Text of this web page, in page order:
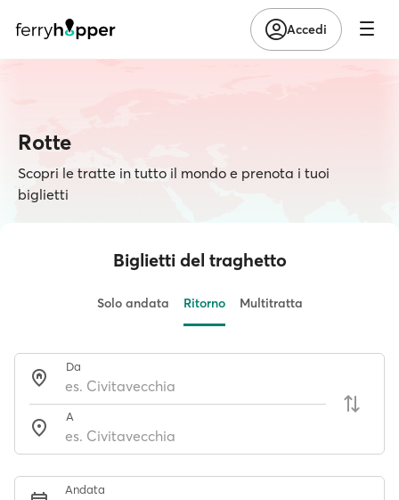
Accedi
Rotte
Scopri le tratte in tutto il mondo e prenota i tuoi
biglietti
Biglietti del traghetto
Solo andata Ritorno Multitratta
Da
A
Andata